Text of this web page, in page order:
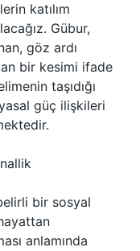
katılım
Gübur,
göz ardı
bir kesimi ifade
taşıdığı
güç ilişkileri
bir sosyal
anlamında